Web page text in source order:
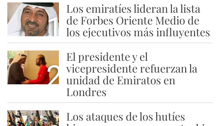
1
Los emiratíes lideran la lista
de Forbes Oriente Medio de
los ejecutivos más influyentes
2
El presidente y el
vicepresidente refuerzan la
unidad de Emiratos en
Londres
Los ataques de los hutíes